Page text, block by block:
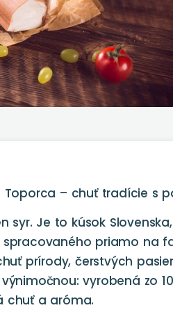
Toporca – chuť tradície s
syr. Je to kúsok
priamo na
prírody, čerstvých
vyrobená zo
chuť a aróma.